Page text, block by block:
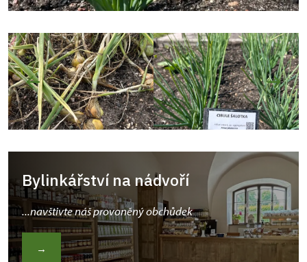
Bylinkářství na nádvoří
...navštivte náš provoněný obchůdek
→